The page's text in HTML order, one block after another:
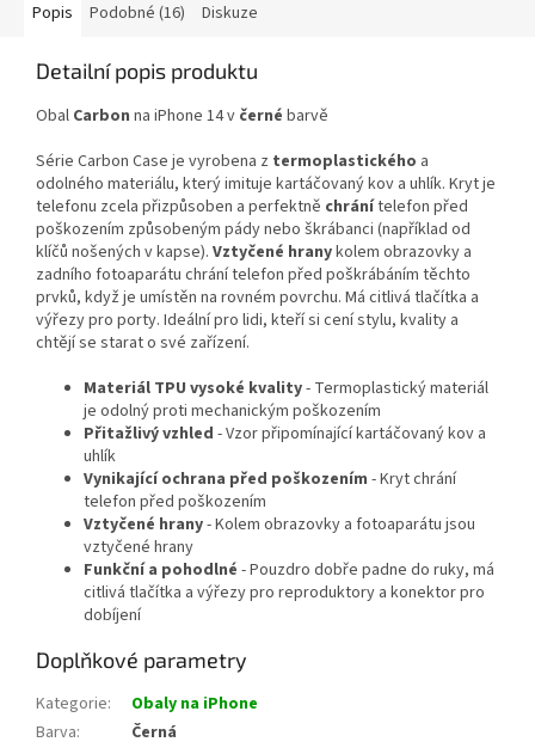
Popis Podobné (16) Diskuze
Detailní popis produktu
Obal Carbon na iPhone 14 v černé barvě
Série Carbon Case je vyrobena z termoplastického a
odolného materiálu, který imituje kartáčovaný kov a uhlík. Kryt je
telefonu zcela přizpůsoben a perfektně chránítelefon před
poškozením způsobeným pády nebo škrábanci (například od
klíčů nošených v kapse). Vztyčené hranykolem obrazovky a
zadního fotoaparátu chrání telefon před poškrábáním těchto
prvků, když je umístěn na rovném povrchu. Má citlivá tlačítka a
výřezy pro porty. Ideální pro lidi, kteří si cení stylu, kvality a
chtějí se starat o své zařízení.
Materiál TPU vysoké kvality- Termoplastický materiál
je odolný proti mechanickým poškozením
Přitažlivý vzhled - Vzor připomínající kartáčovaný kov a
uhlík
Vynikající ochrana před poškozením - Kryt chrání
telefon před poškozením
Vztyčené hrany- Kolem obrazovky a fotoaparátu jsou
vztyčené hrany
Funkční a pohodlné - Pouzdro dobře padne do ruky, má
citlivá tlačítka a výřezy pro reproduktory a konektor pro
dobíjení
Doplňkové parametry
Kategorie:
Obaly na iPhone
Barva:
Černá